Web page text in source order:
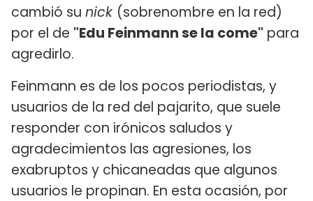
cambió su nick (sobrenombre en la red)
por el de "Edu Feinmann se la come" para
agredirlo.
Feinmann es de los pocos periodistas, y
usuarios de la red del pajarito, que suele
responder con irónicos saludos y
agradecimientos las agresiones, los
exabruptos y chicaneadas que algunos
usuarios le propinan. En esta ocasión, por